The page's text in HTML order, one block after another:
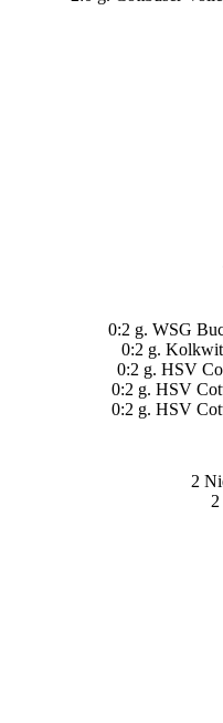
0:2 g. WSG
0:2 g.
0:2 g. HSV
0:2 g. HSV
0:2 g. HSV
2